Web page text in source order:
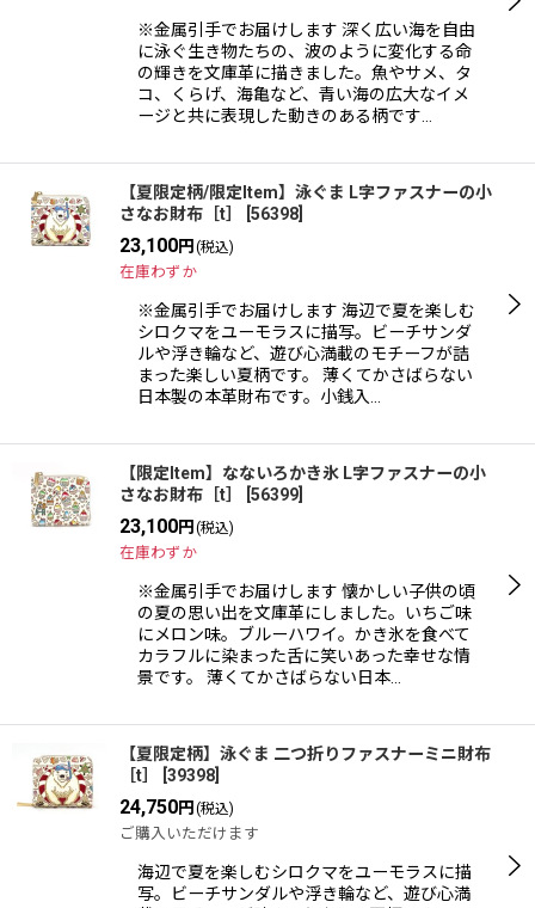
※金属引手でお届けします 深く広い海を自由
に泳ぐ生き物たちの、波のように変化する命
の輝きを文庫革に描きました。魚やサメ、タ
コ、くらげ、海亀など、青い海の広大なイメ
ージと共に表現した動きのある柄です…
【夏限定柄/限定Item】泳ぐま L字ファスナーの小
さなお財布［t］
56398
23,100円 (税込)
在庫わずか
※金属引手でお届けします 海辺で夏を楽しむ
シロクマをユーモラスに描写。ビーチサンダ
ルや浮き輪など、遊び心満載のモチーフが詰
まった楽しい夏柄です。 薄くてかさばらない
日本製の本革財布です。小銭入…
【限定Item】なないろかき氷 L字ファスナーの小
さなお財布［t］
56399
23,100円 (税込)
在庫わずか
※金属引手でお届けします 懐かしい子供の頃
の夏の思い出を文庫革にしました。いちご味
にメロン味。ブルーハワイ。かき氷を食べて
カラフルに染まった舌に笑いあった幸せな情
景です。 薄くてかさばらない日本…
【夏限定柄】泳ぐま 二つ折りファスナーミニ財布
［t］
39398
24,750円 (税込)
ご購入いただけます
海辺で夏を楽しむシロクマをユーモラスに描
写。ビーチサンダルや浮き輪など、遊び心満